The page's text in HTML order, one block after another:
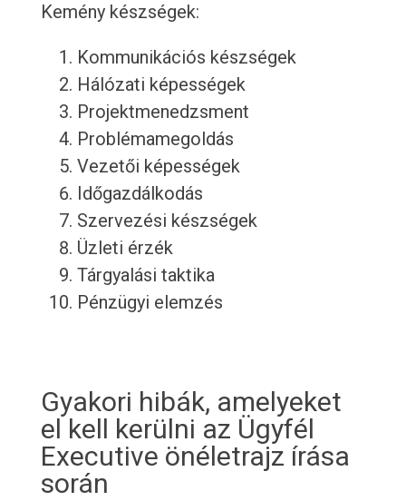
Kemény készségek:
Kommunikációs készségek
Hálózati képességek
Projektmenedzsment
Problémamegoldás
Vezetői képességek
Időgazdálkodás
Szervezési készségek
Üzleti érzék
Tárgyalási taktika
Pénzügyi elemzés
Gyakori hibák, amelyeket
el kell kerülni az Ügyfél
Executive önéletrajz írása
során